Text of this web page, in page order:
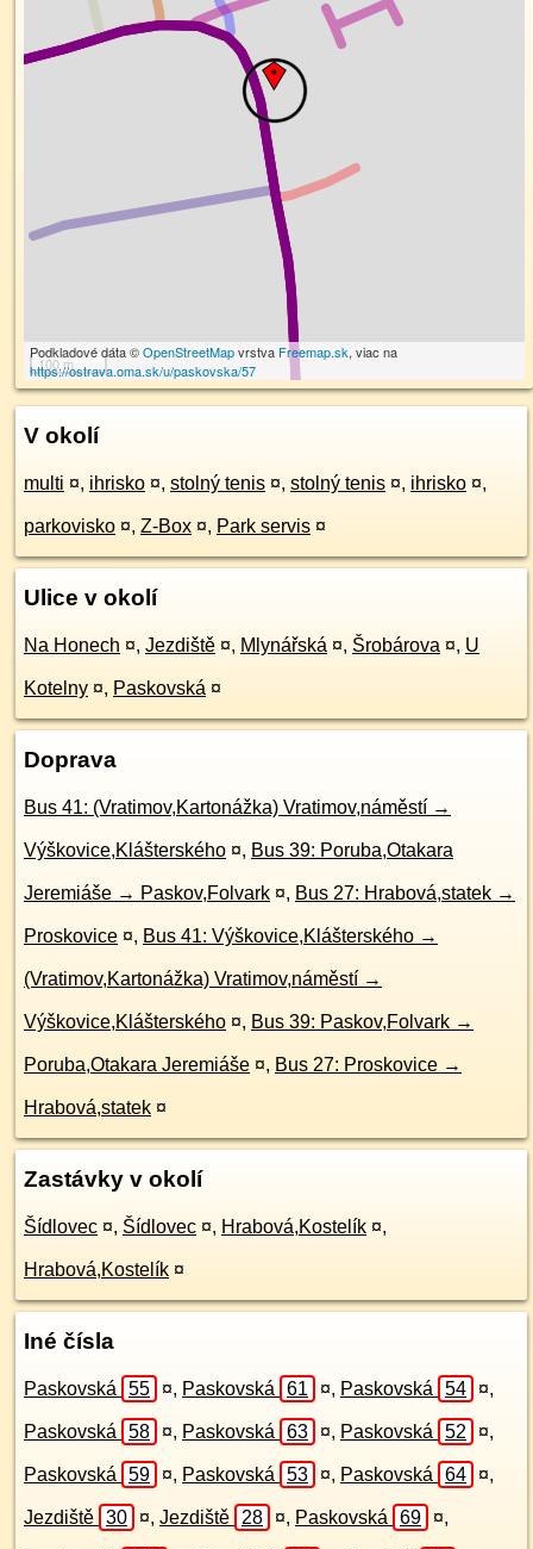
100 m
Podkladové dáta ©OpenStreetMapvrstva Freemap.sk, viac na
https://ostrava.oma.sk/u/paskovska/57
V okolí
multi ¤, ihrisko ¤, stolný tenis ¤, stolný tenis ¤, ihrisko ¤,
parkovisko ¤, Z-Box ¤, Park servis ¤
Ulice v okolí
Na Honech ¤, Jezdiště ¤, Mlynářská ¤, Šrobárova ¤, U
Kotelny ¤, Paskovská ¤
Doprava
Bus 41: (Vratimov,Kartonážka) Vratimov,náměstí →
Výškovice,Klášterského ¤, Bus 39: Poruba,Otakara
Jeremiáše → Paskov,Folvark ¤, Bus 27: Hrabová,statek →
Proskovice ¤, Bus 41: Výškovice,Klášterského →
(Vratimov,Kartonážka) Vratimov,náměstí →
Výškovice,Klášterského ¤, Bus 39: Paskov,Folvark →
Poruba,Otakara Jeremiáše ¤, Bus 27: Proskovice →
Hrabová,statek ¤
Zastávky v okolí
Šídlovec ¤, Šídlovec ¤, Hrabová,Kostelík ¤,
Hrabová,Kostelík ¤
Iné čísla
Paskovská 55 ¤, Paskovská 61 ¤, Paskovská 54 ¤,
Paskovská 58 ¤, Paskovská 63 ¤, Paskovská 52 ¤,
Paskovská 59 ¤, Paskovská 53 ¤, Paskovská 64 ¤,
Jezdiště 30 ¤, Jezdiště 28 ¤, Paskovská 69 ¤,